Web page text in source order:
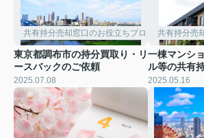
共有持分売却窓口のお役立ちブログ
東京都調布市の持分買取り・リ
ースバックのご依頼
2025.07.08
共有持分売
一棟マンシ
ル等の共有
2025.05.16